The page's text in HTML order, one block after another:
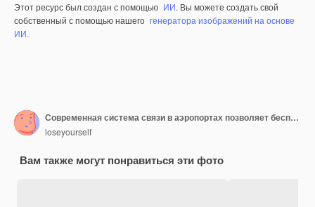
Этот ресурс был создан с помощью ИИ. Вы можете создать свой
собственный с помощью нашего генератора изображений на основе
ИИ.
Современная система связи в аэропортах позволяет беспрепятственно общаться между персоналом
loseyourself
Вам также могут понравиться эти фото